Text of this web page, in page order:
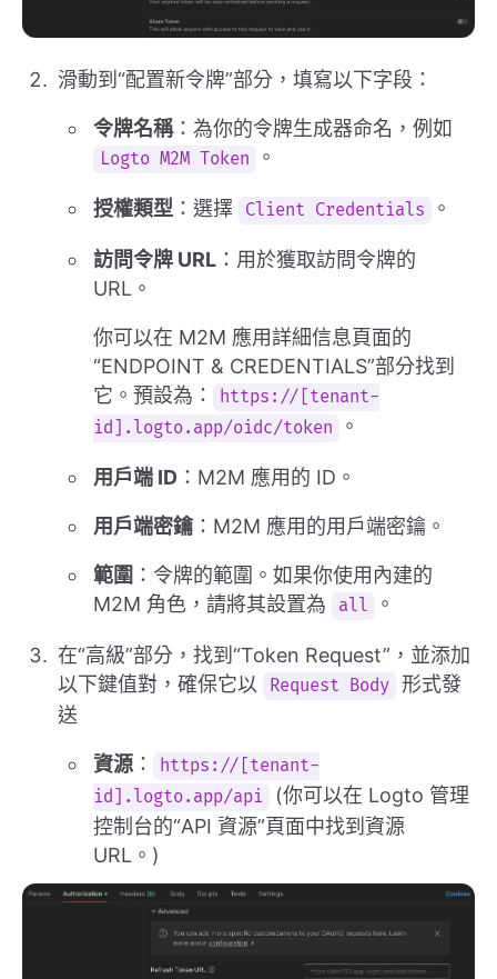
滑動到“配置新令牌”部分，填寫以下字段：
令牌名稱：為你的令牌生成器命名，例如
Logto M2M Token 。
授權類型 ：選擇 Client Credentials 。
訪問令牌 URL ：用於獲取訪問令牌的
URL。
你可以在 M2M 應用詳細信息頁面的
“ENDPOINT & CREDENTIALS”部分找到
它。預設為：
https://[tenant-
id].logto.app/oidc/token
。
用戶端 ID ：M2M 應用的 ID。
用戶端密鑰 ：M2M 應用的用戶端密鑰。
範圍 ：令牌的範圍。如果你使用內建的
M2M 角色，請將其設置為
all 。
在“高級”部分，找到“Token Request”，並添加
以下鍵值對，確保它以
Request Body 形式發
送
資源 ：
https://[tenant-
id].logto.app/api
(你可以在 Logto 管理
控制台的“API 資源”頁面中找到資源
URL。)